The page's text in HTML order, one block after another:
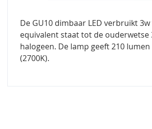
De GU10 dimbaar LED verbruikt
equivalent staat tot de ouderwetse
halogeen. De lamp geeft 210
(2700K).